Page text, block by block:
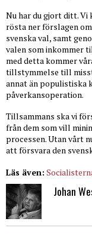
Nu har du gjort ditt.
rösta ner förslagen
svenska val, samt
valen som inkommer
med detta kommer
tillstymmelse till
annat än populistiska
påverkansoperation.
Tillsammans ska vi
från dem som vill
processen. Utan vårt
att försvara den
Läs även:
Johan